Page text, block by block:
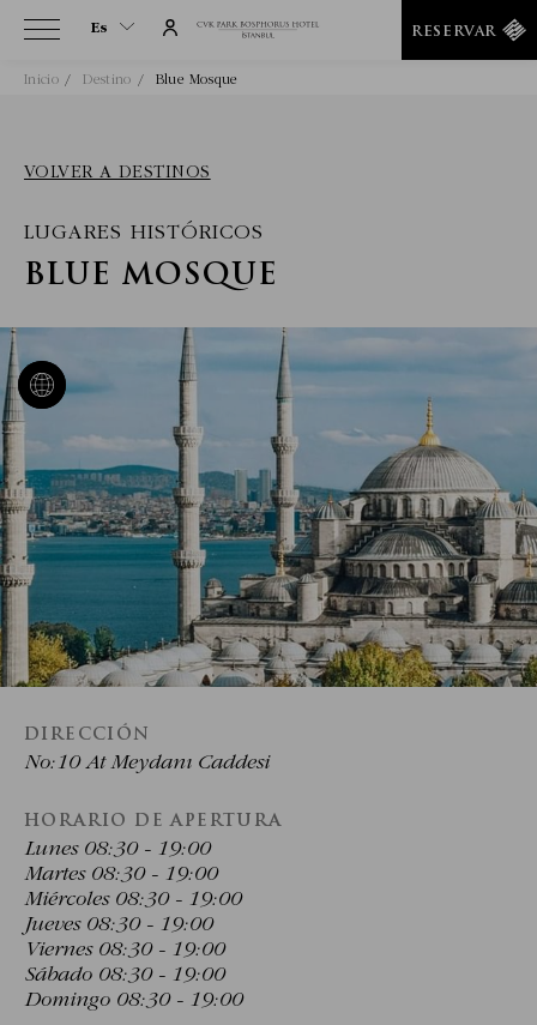
Es
Es
De
Ru
Ar
RESERVAR
Inicio Destino Blue Mosque
VOLVER A DESTINOS
LUGARES HISTÓRICOS
BLUE MOSQUE
DIRECCIÓN
No:10 At Meydanı Caddesi
HORARIO DE APERTURA
Lunes 08:30 - 19:00
Martes 08:30 - 19:00
Miércoles 08:30 - 19:00
Jueves 08:30 - 19:00
Viernes 08:30 - 19:00
Sábado 08:30 - 19:00
Domingo 08:30 - 19:00